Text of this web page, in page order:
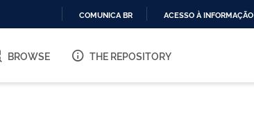
O
COMUNICA BR ACESSO À INFORMAÇÃO
BROWSE THE REPOSITORY